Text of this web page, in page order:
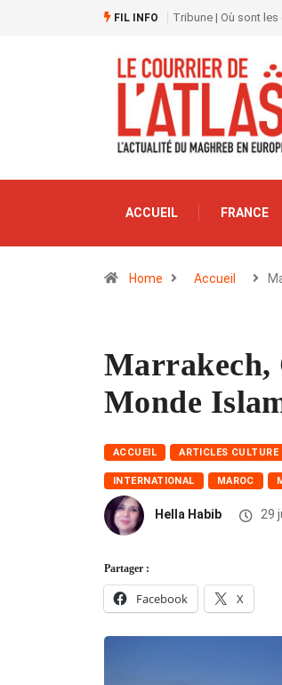
FIL INFO Tribune | Où sont
ACCUEIL FRANCE
Home Accueil
Marrakech,
Monde
ACCUEIL ARTICLES CULTURE
INTERNATIONAL MAROC
Hella Habib 29
Partager :
Facebook X